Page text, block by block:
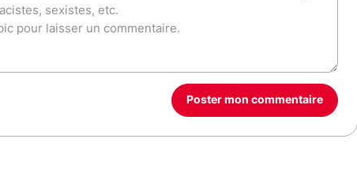
Poster mon commentaire